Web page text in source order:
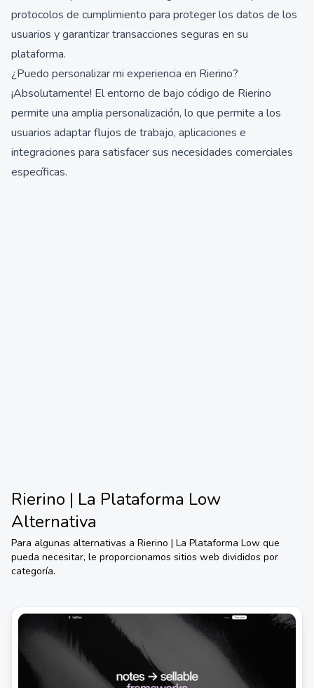
protocolos de cumplimiento para proteger los datos de los
usuarios y garantizar transacciones seguras en su
plataforma.
¿Puedo personalizar mi experiencia en Rierino?
¡Absolutamente! El entorno de bajo código de Rierino
permite una amplia personalización, lo que permite a los
usuarios adaptar flujos de trabajo, aplicaciones e
integraciones para satisfacer sus necesidades comerciales
específicas.
Rierino | La Plataforma Low
Alternativa
Para algunas alternativas a Rierino | La Plataforma Low que
pueda necesitar, le proporcionamos sitios web divididos por
categoría.